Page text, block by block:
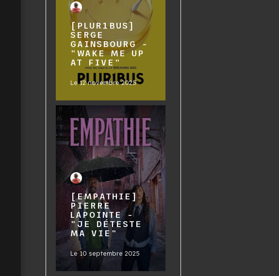
[PLUR1BUS]
SERGE
GAINSBOURG -
"WAKE ME UP
AT FIVE"
Le12 novembre 2025
[EMPATHIE]
PIERRE
LAPOINTE -
"JE DÉTESTE
MA VIE"
Le10 septembre 2025